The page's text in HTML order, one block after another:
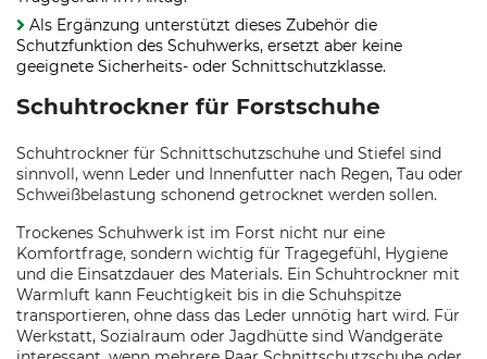
Als Ergänzung unterstützt dieses Zubehör die
Schutzfunktion des Schuhwerks, ersetzt aber keine
geeignete Sicherheits- oder Schnittschutzklasse.
Schuhtrockner für Forstschuhe
Schuhtrockner für Schnittschutzschuhe und Stiefel sind
sinnvoll, wenn Leder und Innenfutter nach Regen, Tau oder
Schweißbelastung schonend getrocknet werden sollen.
Trockenes Schuhwerk ist im Forst nicht nur eine
Komfortfrage, sondern wichtig für Tragegefühl, Hygiene
und die Einsatzdauer des Materials. Ein Schuhtrockner mit
Warmluft kann Feuchtigkeit bis in die Schuhspitze
transportieren, ohne dass das Leder unnötig hart wird. Für
Werkstatt, Sozialraum oder Jagdhütte sind Wandgeräte